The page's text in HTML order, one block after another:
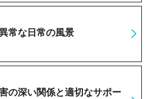
常な日常の風景
の深い関係と適切なサポー